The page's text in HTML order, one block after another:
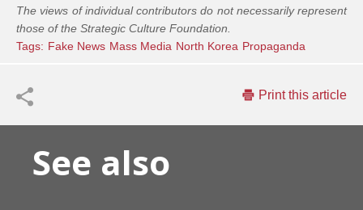
The views of individual contributors do not necessarily represent
those of the Strategic Culture Foundation.
Tags: Fake News Mass Media North Korea Propaganda
Print this article
See also